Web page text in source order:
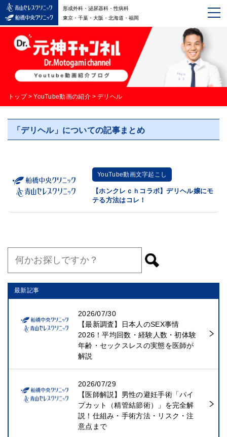
形成外科・泌尿器科・性病科
東京・千葉・大阪・北海道・福岡
トップ > YouTube動画の紹介 > デリヘル
「デリヘル」についての記事まとめ
YouTube動画文字起こし
【ホンクレｃｈコラボ】デリヘル嬢にモ
テる方法はコレ！
最新記事
2026/07/30
【最新調査】日本人のSEX事情
2026！平均回数・経験人数・初体験
年齢・セックスレスの実態を医師が
解説
2026/07/29
【医師解説】男性の避妊手術「パイ
プカット（精管結節術）」を完全解
説！仕組み・手術方法・リスク・注
意点まで